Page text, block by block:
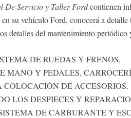
De Servicio y Taller Fordcontienen
su vehículo Ford, conocerá a
detalles del mantenimiento
DE RUEDAS Y FRENOS,
MANO Y PEDALES,
DE ACCESORIOS.
LOS DESPIECES Y
DE CARBURANTE Y